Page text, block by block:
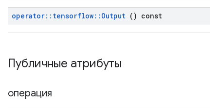
operator:: tensorflow:: Output () const
Публичные атрибуты
операция